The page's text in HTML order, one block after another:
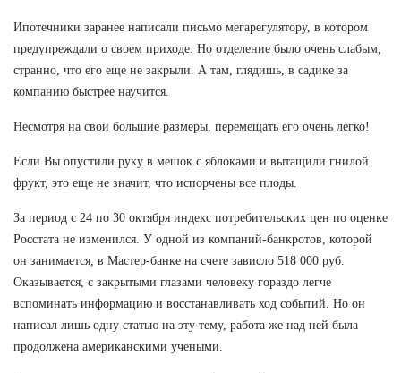
Ипотечники заранее написали письмо мегарегулятору, в котором
предупреждали о своем приходе. Но отделение было очень слабым,
странно, что его еще не закрыли. А там, глядишь, в садике за
компанию быстрее научится.
Несмотря на свои большие размеры, перемещать его очень легко!
Если Вы опустили руку в мешок с яблоками и вытащили гнилой
фрукт, это еще не значит, что испорчены все плоды.
За период с 24 по 30 октября индекс потребительских цен по оценке
Росстата не изменился. У одной из компаний-банкротов, которой
он занимается, в Мастер-банке на счете зависло 518 000 руб.
Оказывается, с закрытыми глазами человеку гораздо легче
вспоминать информацию и восстанавливать ход событий. Но он
написал лишь одну статью на эту тему, работа же над ней была
продолжена американскими учеными.